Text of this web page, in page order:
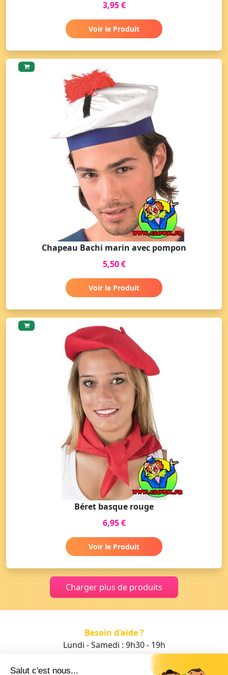
3,95 €
Voir le Produit
Chapeau Bachi marin avec pompon
5,50 €
Voir le Produit
Béret basque rouge
6,95 €
Voir le Produit
Charger plus de produits
Besoin d'aide ?
Lundi - Samedi : 9h30 - 19h